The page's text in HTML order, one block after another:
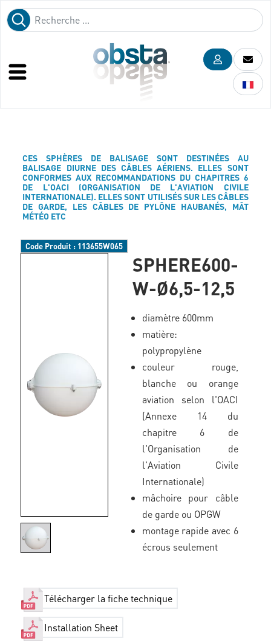
CES SPHÈRES DE BALISAGE SONT DESTINÉES AU
BALISAGE DIURNE DES CÂBLES AÉRIENS. ELLES SONT
CONFORMES AUX RECOMMANDATIONS DU CHAPITRES 6
DE L'OACI (ORGANISATION DE L'AVIATION CIVILE
INTERNATIONALE). ELLES SONT UTILISÉS SUR LES CÂBLES
DE GARDE, LES CÂBLES DE PYLÔNE HAUBANÉS, MÂT
MÉTÉO ETC
Code Produit : 113655W065
SPHERE600-
W-Ø6,5-12,5
diamètre 600mm
matière:
polypropylène
couleur rouge,
blanche ou orange
aviation selon l'OACI
(Annexe 14 du
chapitre 6 de
l'Organisation de
l'Aviation Civile
Internationale)
mâchoire pour câble
de garde ou OPGW
montage rapide avec 6
écrous seulement
Télécharger la fiche technique
Installation Sheet